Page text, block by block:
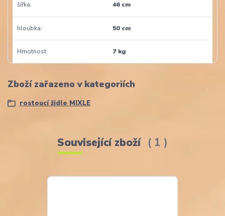
šířka 46 cm
hloubka 50 cm
Hmotnost 7 kg
Zboží zařazeno v kategoriích
rostoucí židle MIXLE
Související zboží 1